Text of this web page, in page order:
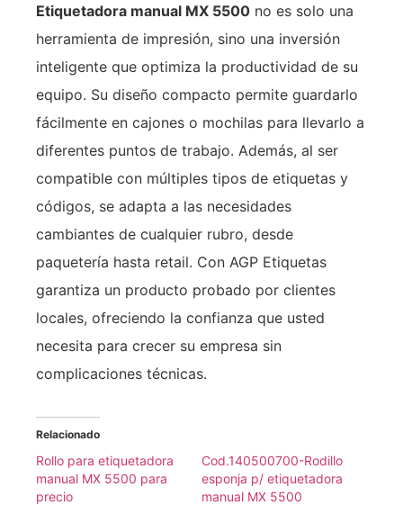
Etiquetadora manual MX 5500 no es solo una
herramienta de impresión, sino una inversión
inteligente que optimiza la productividad de su
equipo. Su diseño compacto permite guardarlo
fácilmente en cajones o mochilas para llevarlo a
diferentes puntos de trabajo. Además, al ser
compatible con múltiples tipos de etiquetas y
códigos, se adapta a las necesidades
cambiantes de cualquier rubro, desde
paquetería hasta retail. Con AGP Etiquetas
garantiza un producto probado por clientes
locales, ofreciendo la confianza que usted
necesita para crecer su empresa sin
complicaciones técnicas.
Relacionado
Rollo para etiquetadora
manual MX 5500 para
precio
Cod.140500700-Rodillo
esponja p/ etiquetadora
manual MX 5500